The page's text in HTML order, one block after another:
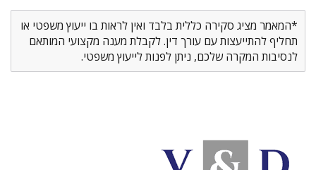
*המאמר מציג סקירה כללית בלבד ואין לראות בו ייעוץ משפטי או
תחליף להתייעצות עם עורך דין. לקבלת מענה מקצועי המותאם
לנסיבות המקרה שלכם, ניתן לפנות לייעוץ משפטי.